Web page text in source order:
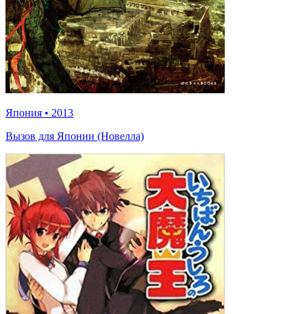
Япония • 2013
Вызов для Японии (Новелла)